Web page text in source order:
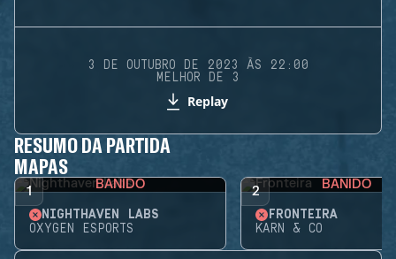
3 DE OUTUBRO DE 2023 ÀS 22:00
MELHOR DE 3
Replay
RESUMO DA PARTIDA
MAPAS
1 BANIDO
NIGHTHAVEN LABS
OXYGEN ESPORTS
2 BANIDO
FRONTEIRA
KARN & CO